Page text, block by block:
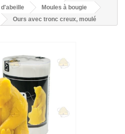
d'abeille
Moules à bougie
Ours avec tronc creux, moulé